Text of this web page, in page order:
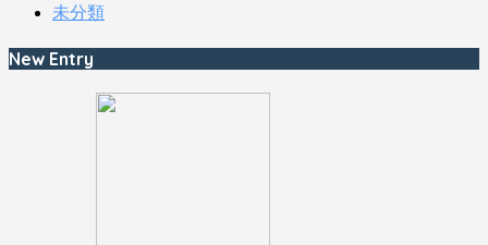
未分類
New Entry